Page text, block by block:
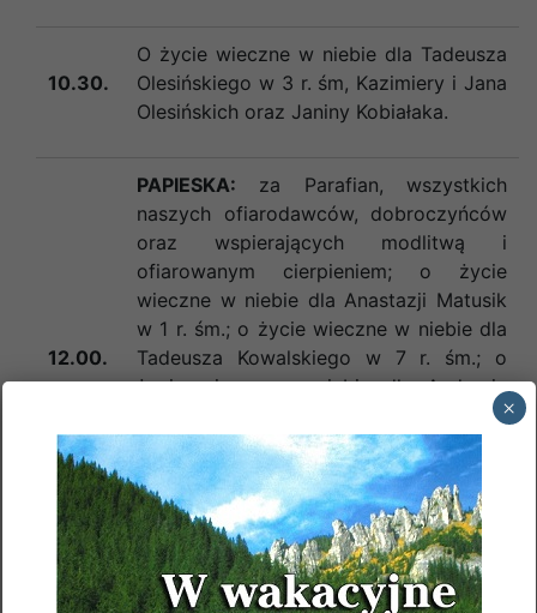
10.30.
O życie wieczne w niebie dla Tadeusza
Olesińskiego w 3 r. śm, Kazimiery i Jana
Olesińskich oraz Janiny Kobiałaka.
12.00.
PAPIESKA: za Parafian, wszystkich
naszych ofiarodawców, dobroczyńców
oraz wspierających modlitwą i
ofiarowanym cierpieniem; o życie
wieczne w niebie dla Anastazji Matusik
w 1 r. śm.; o życie wieczne w niebie dla
Tadeusza Kowalskiego w 7 r. śm.; o
życie wieczne w niebie dla Andrzeja
Żurka w 2 r. śm.; o życie wieczne w
niebie dla Bogusława i Haliny
Zakrzewskich (miesiąc po śm.) – int. od
syna; o życie wieczne w niebie dla
Jerzego Zielińskiego w 2 r. śm.
×